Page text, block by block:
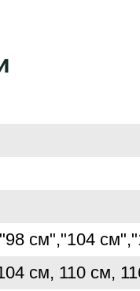
см","104
см, 110 см,